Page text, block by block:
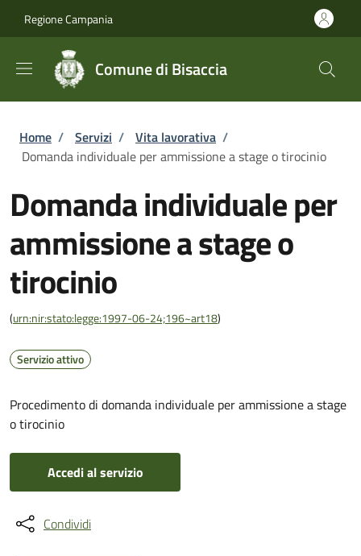
Regione Campania
Comune di Bisaccia
Briciole di pane
Home / Servizi / Vita lavorativa /
Domanda individuale per ammissione a stage o tirocinio
Domanda individuale per
ammissione a stage o
tirocinio
(urn:nir:stato:legge:1997-06-24;196~art18)
Servizio attivo
Procedimento di domanda individuale per ammissione a stage
o tirocinio
Accedi al servizio
Condividi